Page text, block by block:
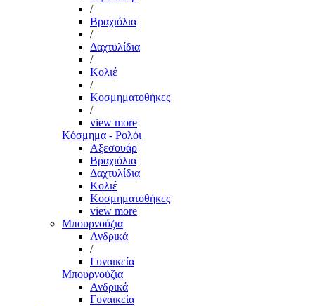
/
Βραχιόλια
/
Δαχτυλίδια
/
Κολιέ
/
Κοσμηματοθήκες
/
view more
Κόσμημα - Ρολόι
Αξεσουάρ
Βραχιόλια
Δαχτυλίδια
Κολιέ
Κοσμηματοθήκες
view more
Μπουρνούζια
Ανδρικά
/
Γυναικεία
Μπουρνούζια
Ανδρικά
Γυναικεία